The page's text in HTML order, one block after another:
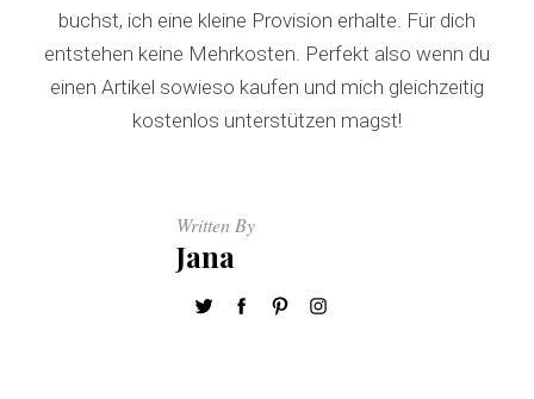
buchst, ich eine kleine Provision erhalte. Für dich
entstehen keine Mehrkosten. Perfekt also wenn du
einen Artikel sowieso kaufen und mich gleichzeitig
kostenlos unterstützen magst!
Written By
Jana